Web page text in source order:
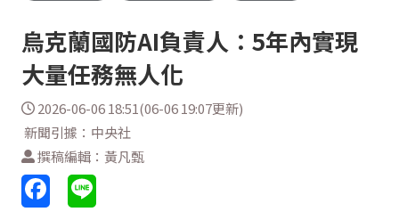
烏克蘭國防AI負責人：5年內實現
大量任務無人化
2026-06-06 18:51(06-06 19:07更新)
新聞引據：中央社
撰稿編輯：黃凡甄